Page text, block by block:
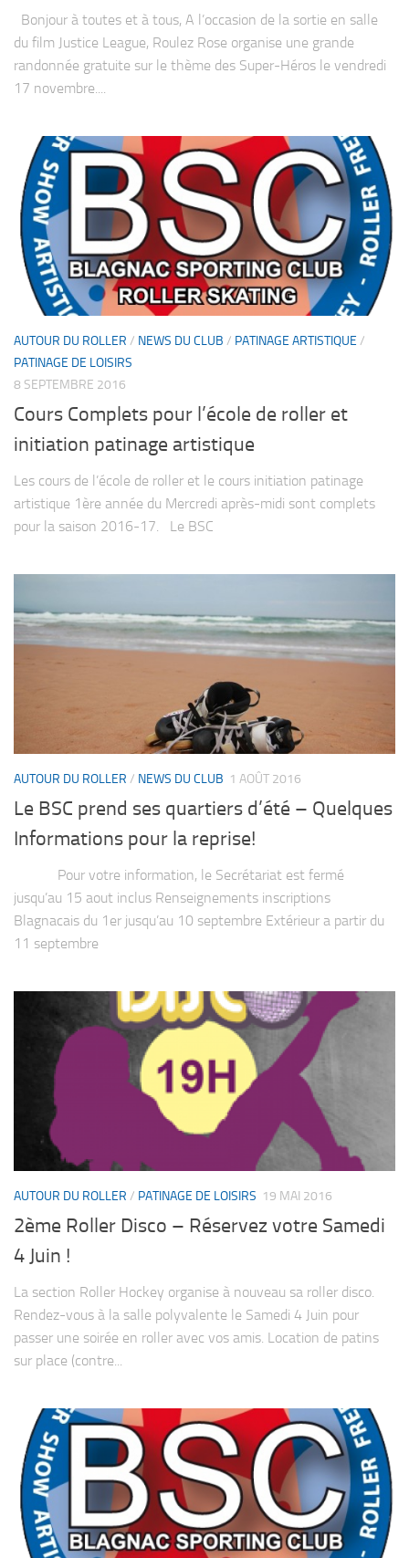
Bonjour à toutes et à tous, A l’occasion de la sortie en salle
du film Justice League, Roulez Rose organise une grande
randonnée gratuite sur le thème des Super-Héros le vendredi
17 novembre....
AUTOUR DU ROLLER / NEWS DU CLUB / PATINAGE ARTISTIQUE /
PATINAGE DE LOISIRS
8 SEPTEMBRE 2016
Cours Complets pour l’école de roller et
initiation patinage artistique
Les cours de l’école de roller et le cours initiation patinage
artistique 1ère année du Mercredi après-midi sont complets
pour la saison 2016-17. Le BSC
AUTOUR DU ROLLER / NEWS DU CLUB 1 AOÛT 2016
Le BSC prend ses quartiers d’été – Quelques
Informations pour la reprise!
Pour votre information, le Secrétariat est fermé
jusqu’au 15 aout inclus Renseignements inscriptions
Blagnacais du 1er jusqu’au 10 septembre Extérieur a partir du
11 septembre
AUTOUR DU ROLLER / PATINAGE DE LOISIRS 19 MAI 2016
2ème Roller Disco – Réservez votre Samedi
4 Juin !
La section Roller Hockey organise à nouveau sa roller disco.
Rendez-vous à la salle polyvalente le Samedi 4 Juin pour
passer une soirée en roller avec vos amis. Location de patins
sur place (contre...